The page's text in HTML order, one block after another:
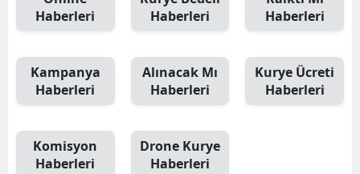
Haberleri
Haberleri
Haberleri
Kampanya
Haberleri
Alınacak Mı
Haberleri
Kurye Ücreti
Haberleri
Komisyon
Haberleri
Drone Kurye
Haberleri